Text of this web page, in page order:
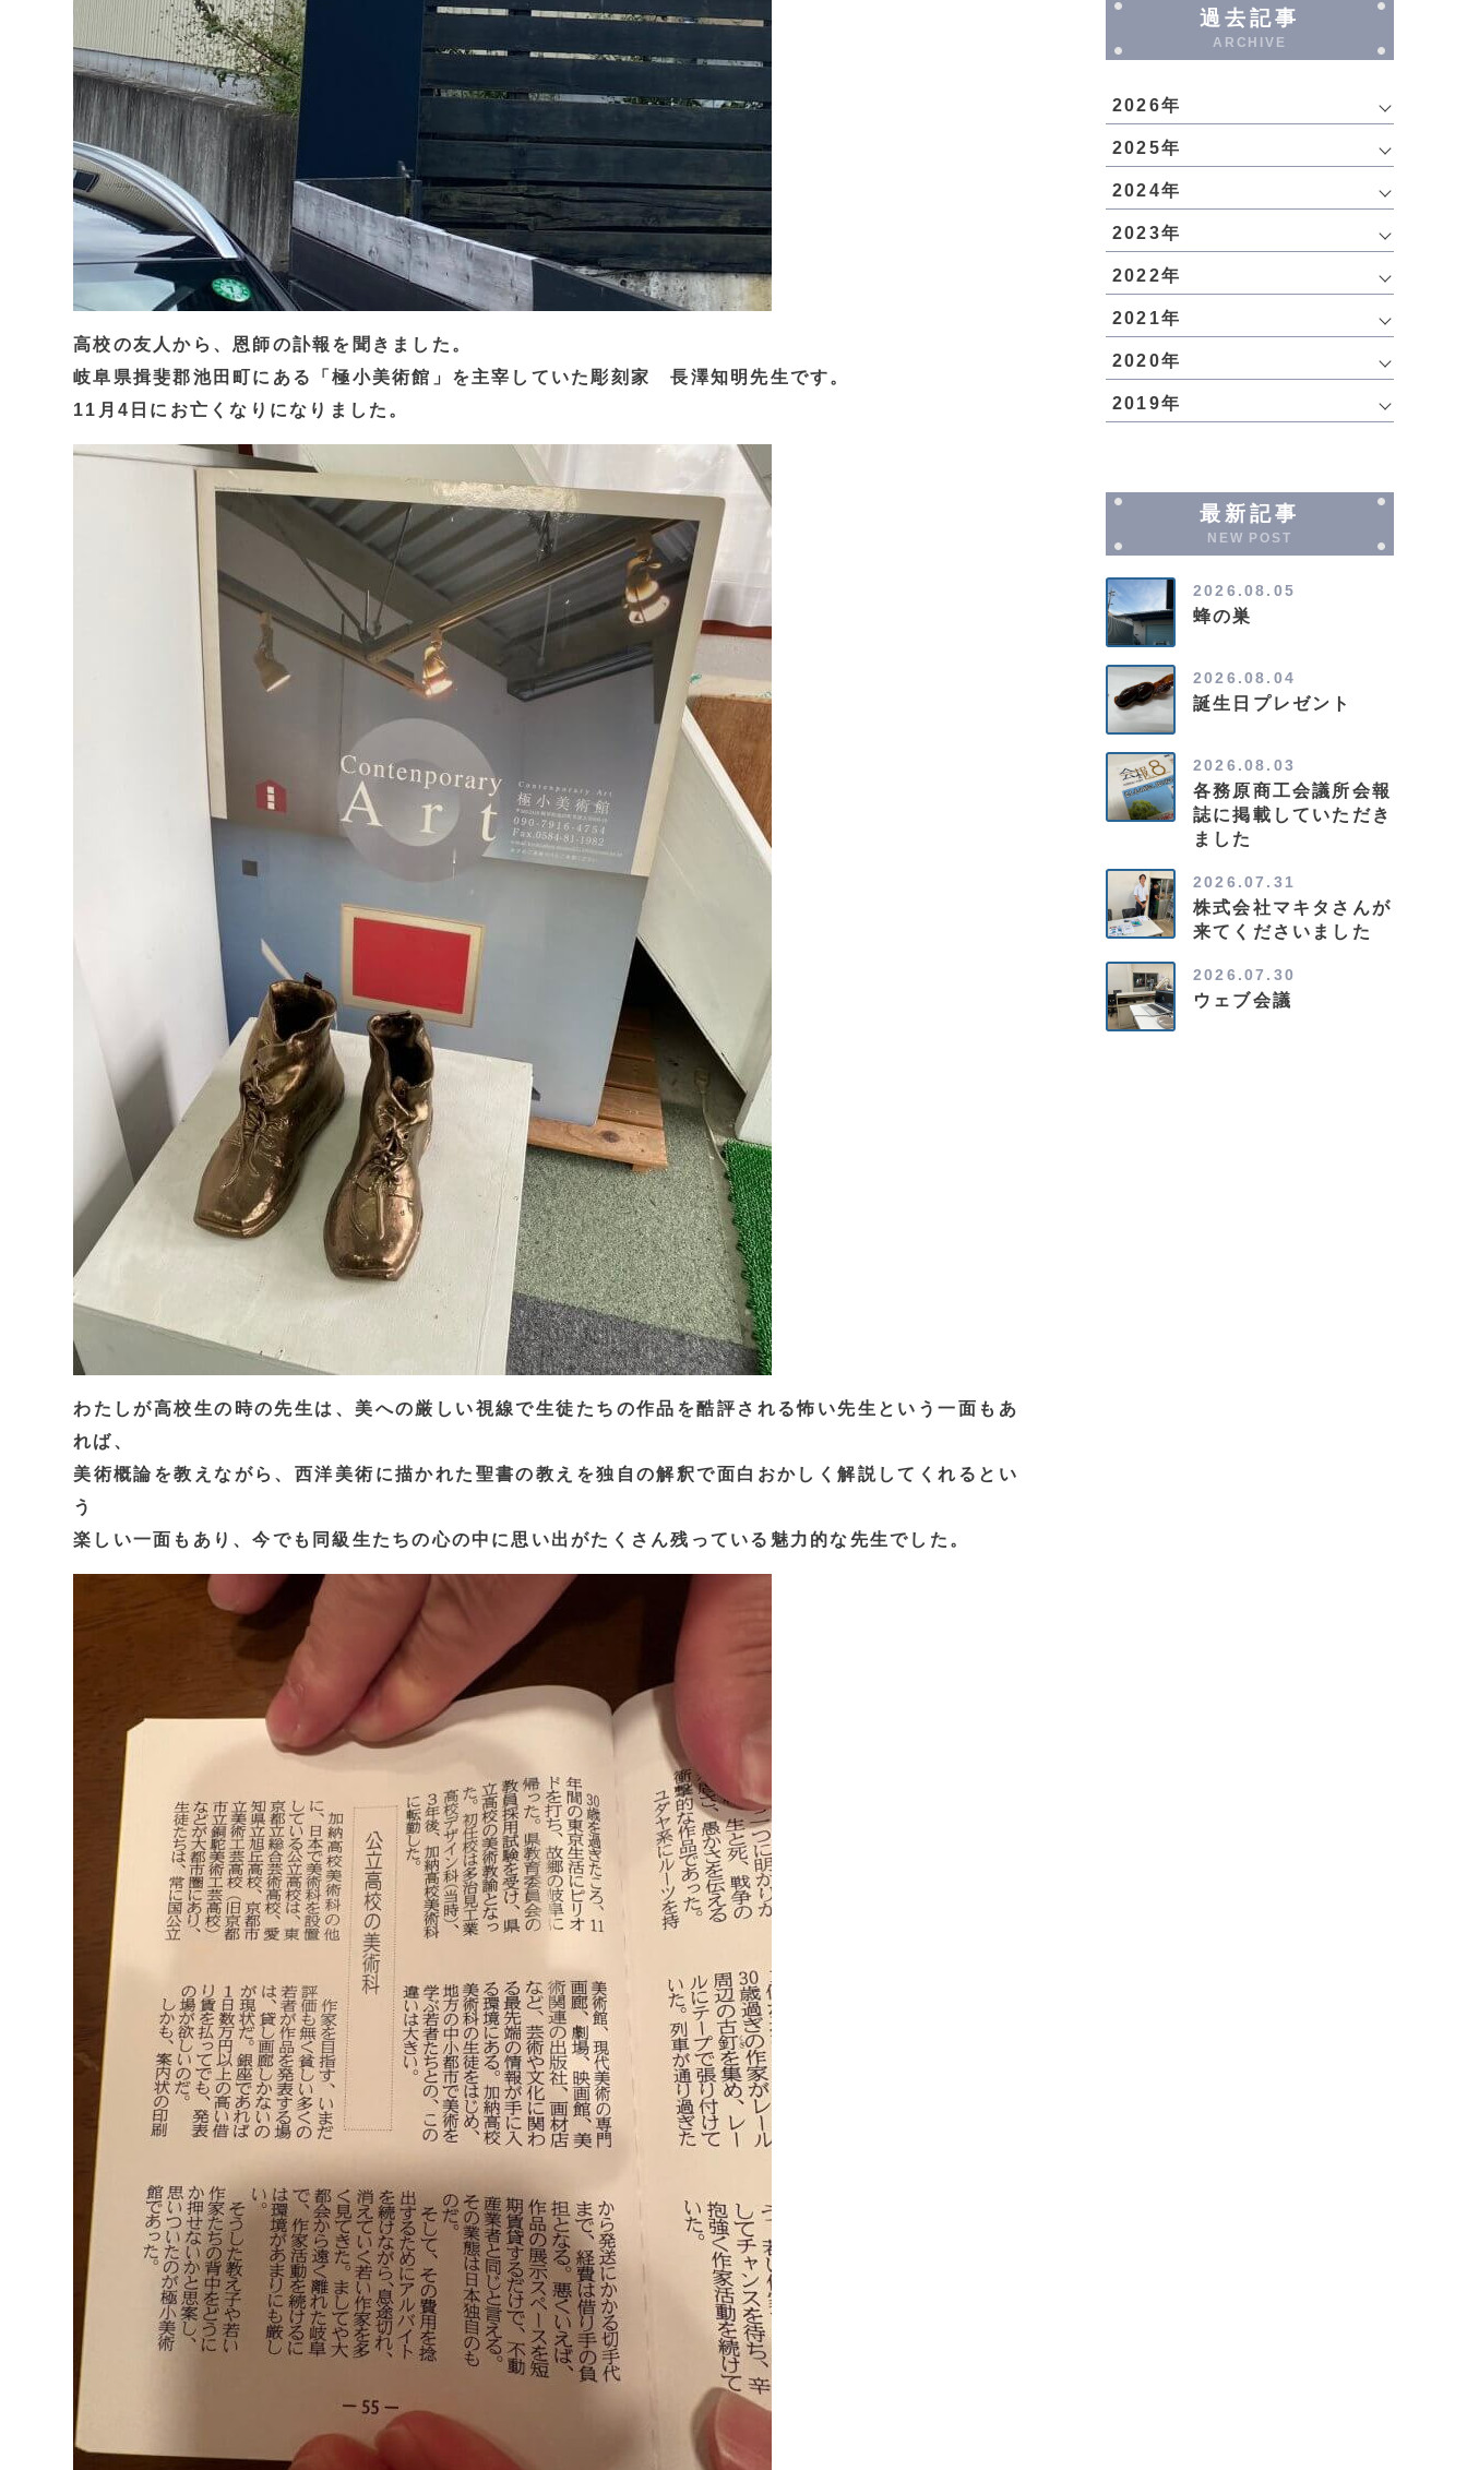
高校の友人から、恩師の訃報を聞きました。
岐阜県揖斐郡池田町にある「極小美術館」を主宰していた彫刻家 長澤知明先生です。
11月4日にお亡くなりになりました。
わたしが高校生の時の先生は、美への厳しい視線で生徒たちの作品を酷評される怖い先生という一面もあ
れば、
美術概論を教えながら、西洋美術に描かれた聖書の教えを独自の解釈で面白おかしく解説してくれるとい
う
楽しい一面もあり、今でも同級生たちの心の中に思い出がたくさん残っている魅力的な先生でした。
過去記事
ARCHIVE
2026年
2025年
2024年
2023年
2022年
2021年
2020年
2019年
最新記事
NEW POST
2026.08.05
蜂の巣
2026.08.04
誕生日プレゼント
2026.08.03
各務原商工会議所会報
誌に掲載していただき
ました
2026.07.31
株式会社マキタさんが
来てくださいました
2026.07.30
ウェブ会議